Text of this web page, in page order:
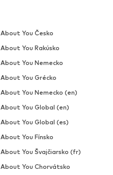
About You Česko
About You Rakúsko
About You Nemecko
About You Grécko
About You Nemecko (en)
About You Global (en)
About You Global (es)
About You Fínsko
About You Švajčiarsko (fr)
About You Chorvátsko